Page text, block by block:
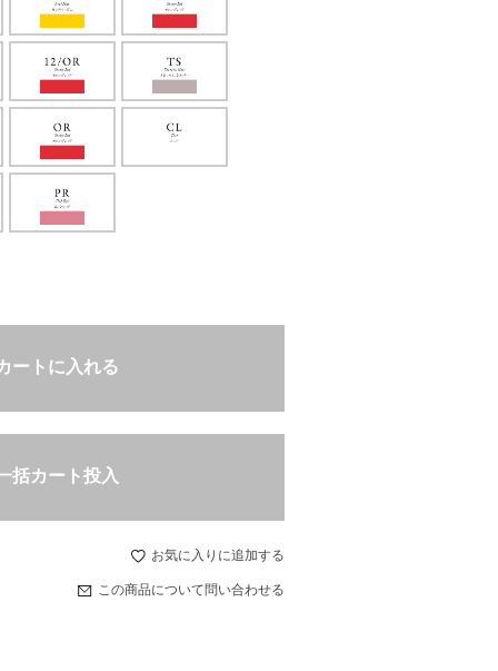
ートに入れる
括カート投入
お気に入りに追加する
この商品について問い合わせる